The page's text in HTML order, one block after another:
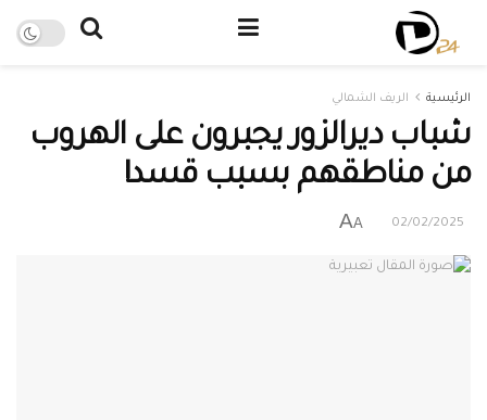
الرئيسية الريف الشمالي
شباب ديرالزور يجبرون على الهروب
من مناطقهم بسبب قسد!
02/02/2025
A
A